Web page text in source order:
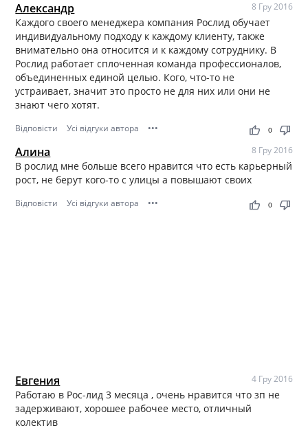
Александр 8 Гру 2016
Каждого своего менеджера компания Рослид обучает
индивидуальному подходу к каждому клиенту, также
внимательно она относится и к каждому сотруднику. В
Рослид работает сплоченная команда профессионалов,
объединенных единой целью. Кого, что-то не
устраивает, значит это просто не для них или они не
знают чего хотят.
Відповісти Усі відгуки автора ••• thumb_up thumb_down
0
Алина 8 Гру 2016
В рослид мне больше всего нравится что есть карьерный
рост, не берут кого-то с улицы а повышают своих
Відповісти Усі відгуки автора ••• thumb_up thumb_down
0
Евгения 4 Гру 2016
Работаю в Рос-лид 3 месяца , очень нравится что зп не
задерживают, хорошее рабочее место, отличный
колектив